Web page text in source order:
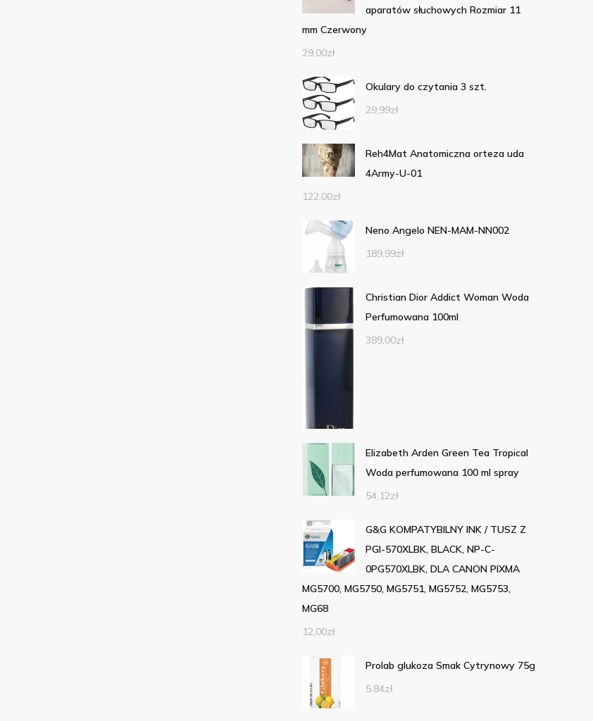
aparatów słuchowych Rozmiar 11
mm Czerwony
29,00zł
Okulary do czytania 3 szt.
29,99zł
Reh4Mat Anatomiczna orteza uda
4Army-U-01
122,00zł
Neno Angelo NEN-MAM-NN002
189,99zł
Christian Dior Addict Woman Woda
Perfumowana 100ml
389,00zł
Elizabeth Arden Green Tea Tropical
Woda perfumowana 100 ml spray
54,12zł
G&G KOMPATYBILNY INK / TUSZ Z
PGI-570XLBK, BLACK, NP-C-
0PG570XLBK, DLA CANON PIXMA
MG5700, MG5750, MG5751, MG5752, MG5753,
MG68
12,00zł
Prolab glukoza Smak Cytrynowy 75g
5,84zł